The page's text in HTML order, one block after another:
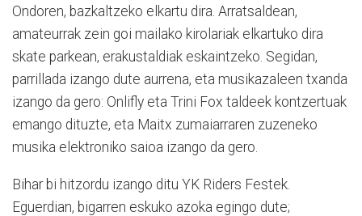
Ondoren, bazkaltzeko elkartu dira. Arratsaldean,
amateurrak zein goi mailako kirolariak elkartuko dira
skate parkean, erakustaldiak eskaintzeko. Segidan,
parrillada izango dute aurrena, eta musikazaleen txanda
izango da gero: Onlifly eta Trini Fox taldeek kontzertuak
emango dituzte, eta Maitx zumaiarraren zuzeneko
musika elektroniko saioa izango da gero.
Bihar bi hitzordu izango ditu YK Riders Festek.
Eguerdian, bigarren eskuko azoka egingo dute;